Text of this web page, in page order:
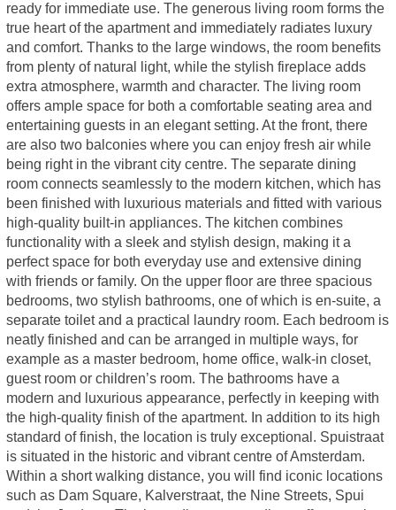
ready for immediate use. The generous living room forms the
true heart of the apartment and immediately radiates luxury
and comfort. Thanks to the large windows, the room benefits
from plenty of natural light, while the stylish fireplace adds
extra atmosphere, warmth and character. The living room
offers ample space for both a comfortable seating area and
entertaining guests in an elegant setting. At the front, there
are also two balconies where you can enjoy fresh air while
being right in the vibrant city centre. The separate dining
room connects seamlessly to the modern kitchen, which has
been finished with luxurious materials and fitted with various
high-quality built-in appliances. The kitchen combines
functionality with a sleek and stylish design, making it a
perfect space for both everyday use and extensive dining
with friends or family. On the upper floor are three spacious
bedrooms, two stylish bathrooms, one of which is en-suite, a
separate toilet and a practical laundry room. Each bedroom is
neatly finished and can be arranged in multiple ways, for
example as a master bedroom, home office, walk-in closet,
guest room or children’s room. The bathrooms have a
modern and luxurious appearance, perfectly in keeping with
the high-quality finish of the apartment. In addition to its high
standard of finish, the location is truly exceptional. Spuistraat
is situated in the historic and vibrant centre of Amsterdam.
Within a short walking distance, you will find iconic locations
such as Dam Square, Kalverstraat, the Nine Streets, Spui